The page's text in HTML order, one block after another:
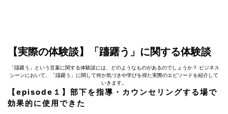
【実際の体験談】「躊躇う」に関する体験談
「躊躇う」という言葉に関する体験談には、どのようなものがあるのでしょうか？ ビジネス
シーンにおいて、「躊躇う」に関して何か気づきや学びを得た実際のエピソードを紹介して
いきます。
【episode１】部下を指導・カウンセリングする場で
効果的に使用できた